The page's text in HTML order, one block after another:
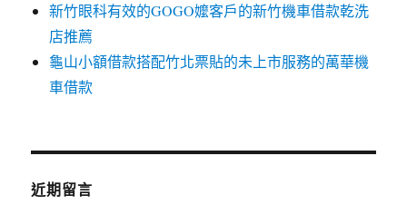
新竹眼科有效的GOGO嬤客戶的新竹機車借款乾洗
店推薦
龜山小額借款搭配竹北票貼的未上市服務的萬華機
車借款
近期留言